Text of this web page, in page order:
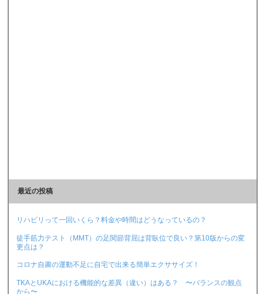
最近の投稿
リハビリって一回いくら？料金や時間はどうなっているの？
徒手筋力テスト（MMT）の足関節背屈は背臥位で良い？第10版からの変
更点は？
コロナ自粛の運動不足に自宅で出来る簡単エクササイズ！
TKAとUKAにおける機能的な差異（違い）はある？ 〜バランスの観点
から〜